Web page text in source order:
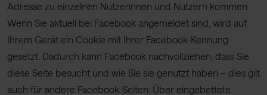
Adresse zu einzelnen Nutzerinnen und Nutzern kommen.
Wenn Sie aktuell bei Facebook angemeldet sind, wird auf
Ihrem Gerät ein Cookie mit Ihrer Facebook-Kennung
gesetzt. Dadurch kann Facebook nachvollziehen, dass Sie
diese Seite besucht und wie Sie sie genutzt haben – dies gilt
auch für andere Facebook-Seiten. Über eingebettete